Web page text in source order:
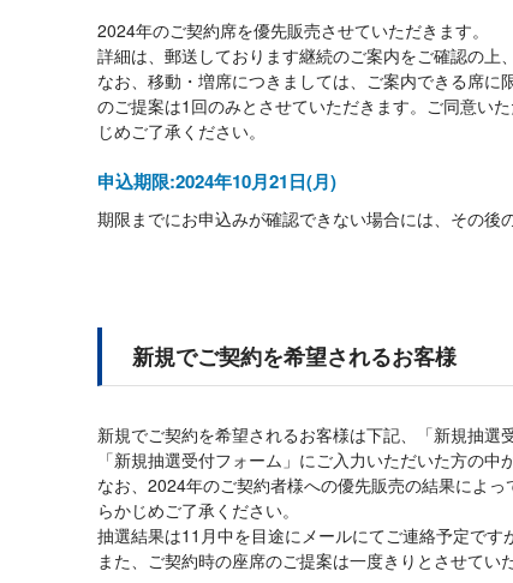
2024年のご契約席を優先販売させていただきます。
詳細は、郵送しております継続のご案内をご確認の上
なお、移動・増席につきましては、ご案内できる席
のご提案は1回のみとさせていただきます。ご同意い
じめご了承ください。
申込期限:2024年10月21日(月)
期限までにお申込みが確認できない場合には、その後
新規でご契約を希望されるお客様
新規でご契約を希望されるお客様は下記、「新規抽選
「新規抽選受付フォーム」にご入力いただいた方の
なお、2024年のご契約者様への優先販売の結果によ
らかじめご了承ください。
抽選結果は11月中を目途にメールにてご連絡予定です
また、ご契約時の座席のご提案は一度きりとさせて